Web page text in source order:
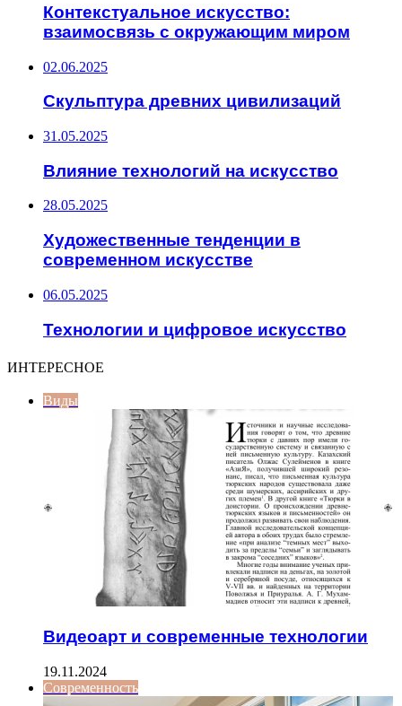
Контекстуальное искусство:
взаимосвязь с окружающим миром
02.06.2025
Скульптура древних цивилизаций
31.05.2025
Влияние технологий на искусство
28.05.2025
Художественные тенденции в
современном искусстве
06.05.2025
Технологии и цифровое искусство
ИНТЕРЕСНОЕ
Виды
Видеоарт и современные технологии
19.11.2024
Современность